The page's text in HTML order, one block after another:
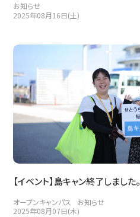
お知らせ
2025年08月16日(土)
【イベント】島キャン終了しました。
オープンキャンパス
お知らせ
2025年08月07日(木)